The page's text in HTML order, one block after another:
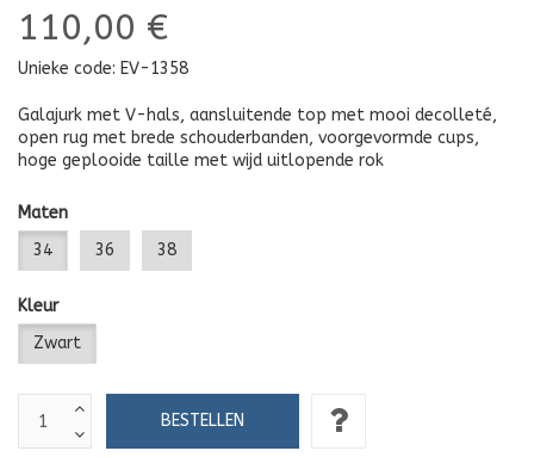
110,00 €
Unieke code: EV-1358
Galajurk met V-hals, aansluitende top met mooi decolleté,
open rug met brede schouderbanden, voorgevormde cups,
hoge geplooide taille met wijd uitlopende rok
Maten
34
36 38
Kleur
Zwart